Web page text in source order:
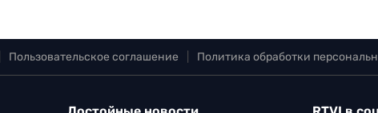
Пользовательское соглашение Политика обработки